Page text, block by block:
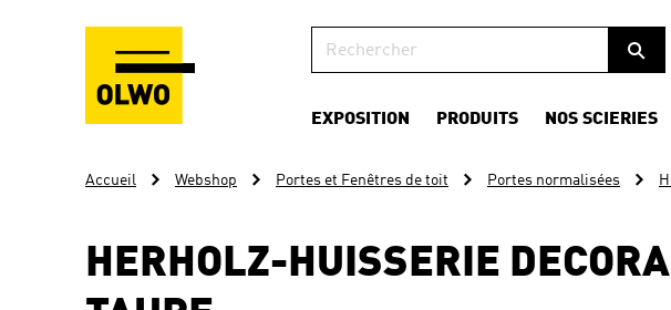
EXPOSITION PRODUITS NOS SCIERIES
Accueil Webshop Portes et Fenêtres de toit Portes normalisées
HERHOLZ-HUISSERIE